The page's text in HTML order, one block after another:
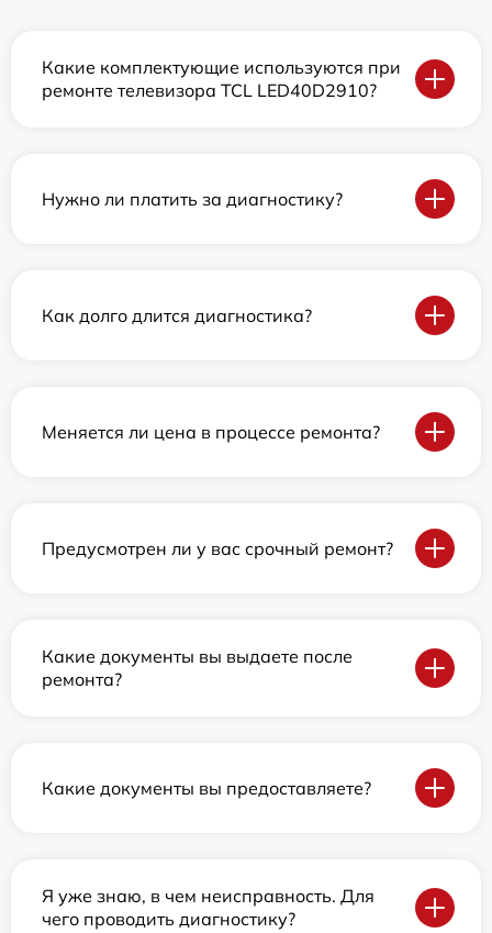
Какие комплектующие используются при
ремонте телевизора TCL LED40D2910?
Нужно ли платить за диагностику?
Как долго длится диагностика?
Меняется ли цена в процессе ремонта?
Предусмотрен ли у вас срочный ремонт?
Какие документы вы выдаете после
ремонта?
Какие документы вы предоставляете?
Я уже знаю, в чем неисправность. Для
чего проводить диагностику?